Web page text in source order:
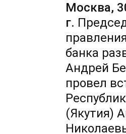
Москва,
г.
банка
Андрей
провел
(Якутия)